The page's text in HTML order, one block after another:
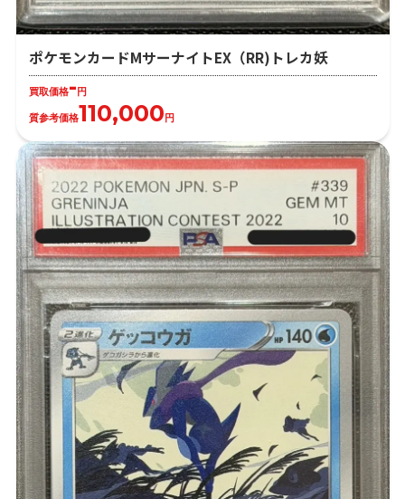
ポケモンカードMサーナイトEX（RR)トレカ妖
買取価格- 円
質参考価格110,000 円